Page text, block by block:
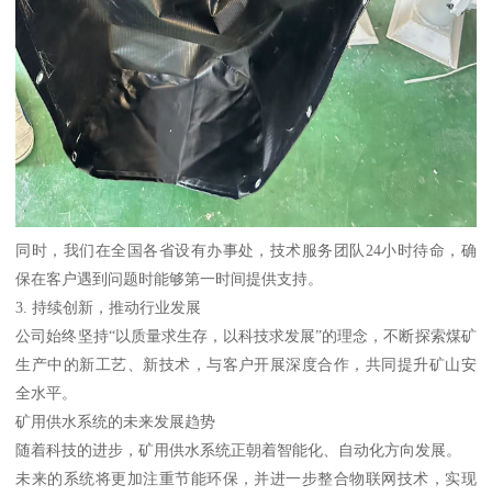
同时，我们在全国各省设有办事处，技术服务团队24小时待命，确
保在客户遇到问题时能够第一时间提供支持。
3. 持续创新，推动行业发展
公司始终坚持“以质量求生存，以科技求发展”的理念，不断探索煤矿
生产中的新工艺、新技术，与客户开展深度合作，共同提升矿山安
全水平。
矿用供水系统的未来发展趋势
随着科技的进步，矿用供水系统正朝着智能化、自动化方向发展。
未来的系统将更加注重节能环保，并进一步整合物联网技术，实现